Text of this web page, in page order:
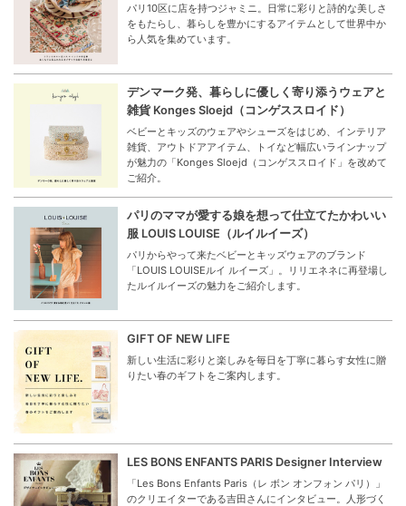
パリ10区に店を持つジャミニ。日常に彩りと詩的な美しさ
をもたらし、暮らしを豊かにするアイテムとして世界中か
ら人気を集めています。
デンマーク発、暮らしに優しく寄り添うウェアと
雑貨 Konges Sloejd（コンゲススロイド）
ベビーとキッズのウェアやシューズをはじめ、インテリア
雑貨、アウトドアアイテム、トイなど幅広いラインナップ
が魅力の「Konges Sloejd（コンゲススロイド」を改めて
ご紹介。
パリのママが愛する娘を想って仕立てたかわいい
服 LOUIS LOUISE（ルイルイーズ）
パリからやって来たベビーとキッズウェアのブランド
「LOUIS LOUISEルイ ルイーズ」。リリエネネに再登場し
たルイルイーズの魅力をご紹介します。
GIFT OF NEW LIFE
新しい生活に彩りと楽しみを毎日を丁寧に暮らす女性に贈
りたい春のギフトをご案内します。
LES BONS ENFANTS PARIS Designer Interview
「Les Bons Enfants Paris（レ ボン オンフォン パリ）」
のクリエイターである吉田さんにインタビュー。人形づく